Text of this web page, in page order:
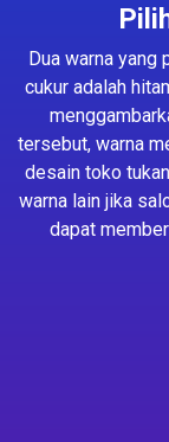
Dua warna yang
cukur adalah
tersebut, warna
desain toko
warna lain jika
dapat